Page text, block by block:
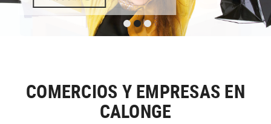
COMERCIOS Y EMPRESAS EN
CALONGE